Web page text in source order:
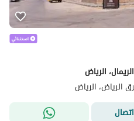
الرياض، الرياض
اتصال